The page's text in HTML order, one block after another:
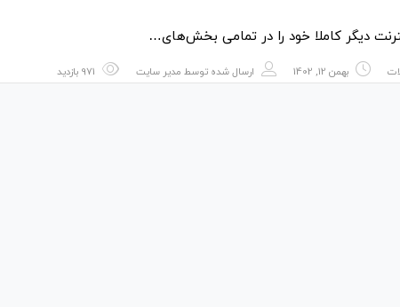
دیگر کاملا خود را در تمامی بخش‌های…
بهمن 12, 1402 ارسال شده توسط مدیر سایت